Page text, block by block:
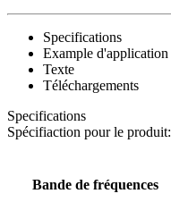
Specifications
Example d'application
Texte
Téléchargements
Specifications
Spécifiaction pour le produit:
Bande de fréquences